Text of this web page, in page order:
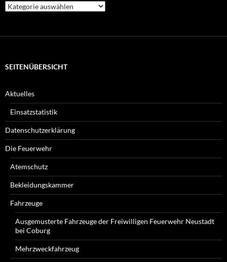
Welche
Beiträge
SEITENÜBERSICHT
Aktuelles
Einsatzstatistik
Datenschutzerklärung
Die Feuerwehr
Atemschutz
Bekleidungskammer
Fahrzeuge
Ausgemusterte Fahrzeuge der Freiwilligen Feuerwehr Neustadt
bei Coburg
Mehrzweckfahrzeug